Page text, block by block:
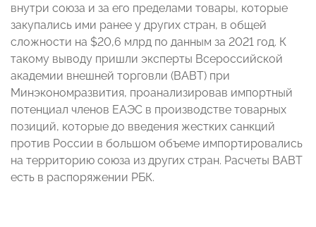
внутри союза и за его пределами товары, которые
закупались ими ранее у других стран, в общей
сложности на $20,6 млрд по данным за 2021 год. К
такому выводу пришли эксперты Всероссийской
академии внешней торговли (ВАВТ) при
Минэкономразвития, проанализировав импортный
потенциал членов ЕАЭС в производстве товарных
позиций, которые до введения жестких санкций
против России в большом объеме импортировались
на территорию союза из других стран. Расчеты ВАВТ
есть в распоряжении РБК.